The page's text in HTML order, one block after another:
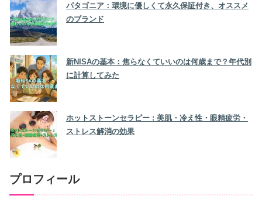
パタゴニア：環境に優しくて永久保証付き、オススメ
のブランド
新NISAの基本：焦らなくていいのは何歳まで？年代別
に計算してみた
ホットストーンセラピー : 美肌・冷え性・眼精疲労・
ストレス解消の効果
プロフィール